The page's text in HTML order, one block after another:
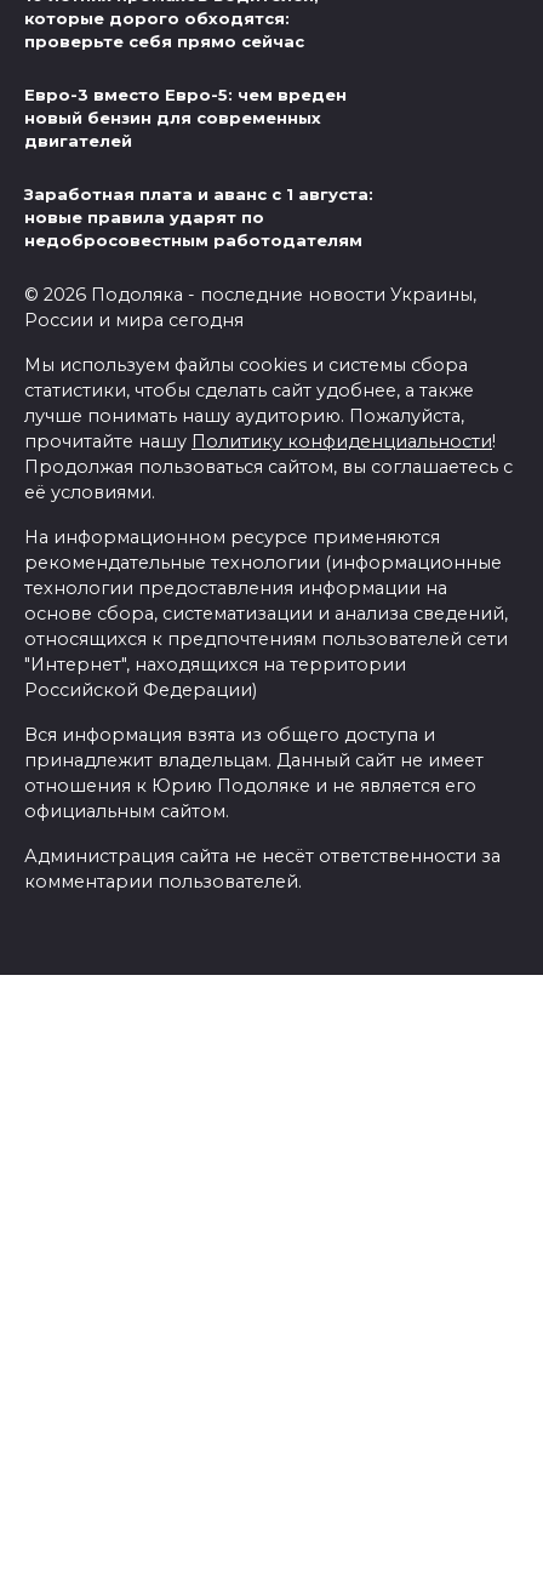
которые дорого обходятся:
проверьте себя прямо сейчас
Евро-3 вместо Евро-5: чем вреден
новый бензин для современных
двигателей
Заработная плата и аванс с 1 августа:
новые правила ударят по
недобросовестным работодателям
© 2026 Подоляка - последние новости Украины,
России и мира сегодня
Мы используем файлы cookies и системы сбора
статистики, чтобы сделать сайт удобнее, а также
лучше понимать нашу аудиторию. Пожалуйста,
прочитайте нашу Политику конфиденциальности!
Продолжая пользоваться сайтом, вы соглашаетесь с
её условиями.
На информационном ресурсе применяются
рекомендательные технологии (информационные
технологии предоставления информации на
основе сбора, систематизации и анализа сведений,
относящихся к предпочтениям пользователей сети
"Интернет", находящихся на территории
Российской Федерации)
Вся информация взята из общего доступа и
принадлежит владельцам. Данный сайт не имеет
отношения к Юрию Подоляке и не является его
официальным сайтом.
Администрация сайта не несёт ответственности за
комментарии пользователей.